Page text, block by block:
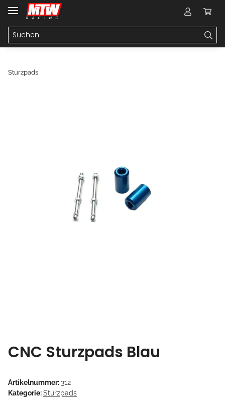
Sturzpads
CNC Sturzpads Blau
Artikelnummer:312
Kategorie:Sturzpads